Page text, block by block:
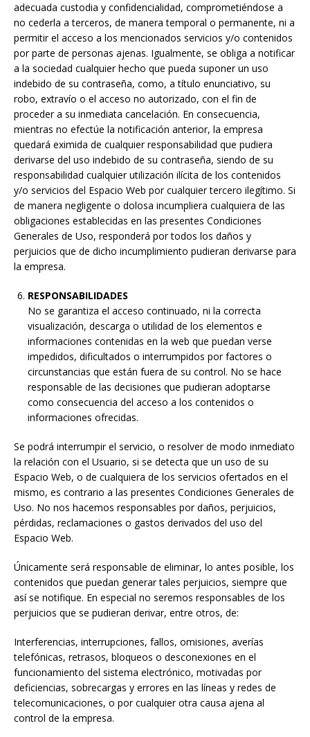
adecuada custodia y confidencialidad, comprometiéndose a
no cederla a terceros, de manera temporal o permanente, ni a
permitir el acceso a los mencionados servicios y/o contenidos
por parte de personas ajenas. Igualmente, se obliga a notificar
a la sociedad cualquier hecho que pueda suponer un uso
indebido de su contraseña, como, a título enunciativo, su
robo, extravío o el acceso no autorizado, con el fin de
proceder a su inmediata cancelación. En consecuencia,
mientras no efectúe la notificación anterior, la empresa
quedará eximida de cualquier responsabilidad que pudiera
derivarse del uso indebido de su contraseña, siendo de su
responsabilidad cualquier utilización ilícita de los contenidos
y/o servicios del Espacio Web por cualquier tercero ilegítimo. Si
de manera negligente o dolosa incumpliera cualquiera de las
obligaciones establecidas en las presentes Condiciones
Generales de Uso, responderá por todos los daños y
perjuicios que de dicho incumplimiento pudieran derivarse para
la empresa.
RESPONSABILIDADES
No se garantiza el acceso continuado, ni la correcta
visualización, descarga o utilidad de los elementos e
informaciones contenidas en la web que puedan verse
impedidos, dificultados o interrumpidos por factores o
circunstancias que están fuera de su control. No se hace
responsable de las decisiones que pudieran adoptarse
como consecuencia del acceso a los contenidos o
informaciones ofrecidas.
Se podrá interrumpir el servicio, o resolver de modo inmediato
la relación con el Usuario, si se detecta que un uso de su
Espacio Web, o de cualquiera de los servicios ofertados en el
mismo, es contrario a las presentes Condiciones Generales de
Uso. No nos hacemos responsables por daños, perjuicios,
pérdidas, reclamaciones o gastos derivados del uso del
Espacio Web.
Únicamente será responsable de eliminar, lo antes posible, los
contenidos que puedan generar tales perjuicios, siempre que
así se notifique. En especial no seremos responsables de los
perjuicios que se pudieran derivar, entre otros, de:
Interferencias, interrupciones, fallos, omisiones, averías
telefónicas, retrasos, bloqueos o desconexiones en el
funcionamiento del sistema electrónico, motivadas por
deficiencias, sobrecargas y errores en las líneas y redes de
telecomunicaciones, o por cualquier otra causa ajena al
control de la empresa.